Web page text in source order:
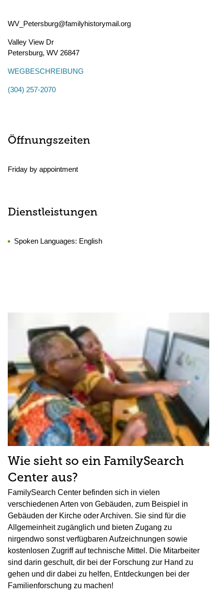
WV_Petersburg@familyhistorymail.org
Valley View Dr
Petersburg, WV 26847
WEGBESCHREIBUNG
(304) 257-2070
Öffnungszeiten
Friday by appointment
Dienstleistungen
Spoken Languages: English
Wie sieht so ein FamilySearch
Center aus?
FamilySearch Center befinden sich in vielen
verschiedenen Arten von Gebäuden, zum Beispiel in
Gebäuden der Kirche oder Archiven. Sie sind für die
Allgemeinheit zugänglich und bieten Zugang zu
nirgendwo sonst verfügbaren Aufzeichnungen sowie
kostenlosen Zugriff auf technische Mittel. Die Mitarbeiter
sind darin geschult, dir bei der Forschung zur Hand zu
gehen und dir dabei zu helfen, Entdeckungen bei der
Familienforschung zu machen!